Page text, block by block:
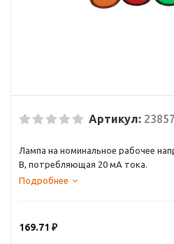
Артикул:
Лампа на номинальное рабочее
В, потребляющая 20 мА тока.
Подробнее
169.71 ₽